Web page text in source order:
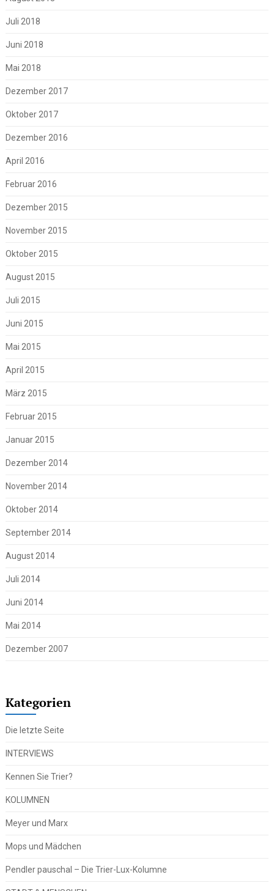
Juli 2018
Juni 2018
Mai 2018
Dezember 2017
Oktober 2017
Dezember 2016
April 2016
Februar 2016
Dezember 2015
November 2015
Oktober 2015
August 2015
Juli 2015
Juni 2015
Mai 2015
April 2015
März 2015
Februar 2015
Januar 2015
Dezember 2014
November 2014
Oktober 2014
September 2014
August 2014
Juli 2014
Juni 2014
Mai 2014
Dezember 2007
Kategorien
Die letzte Seite
INTERVIEWS
Kennen Sie Trier?
KOLUMNEN
Meyer und Marx
Mops und Mädchen
Pendler pauschal – Die Trier-Lux-Kolumne